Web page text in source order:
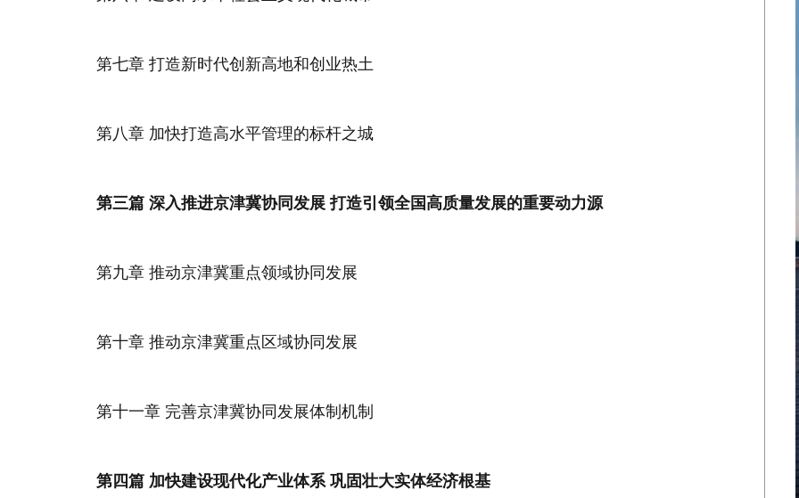
第七章 打造新时代创新高地和创业热土
第八章 加快打造高水平管理的标杆之城
第三篇 深入推进京津冀协同发展 打造引领全国高质量发展的重要动力源
第九章 推动京津冀重点领域协同发展
第十章 推动京津冀重点区域协同发展
第十一章 完善京津冀协同发展体制机制
第四篇 加快建设现代化产业体系 巩固壮大实体经济根基